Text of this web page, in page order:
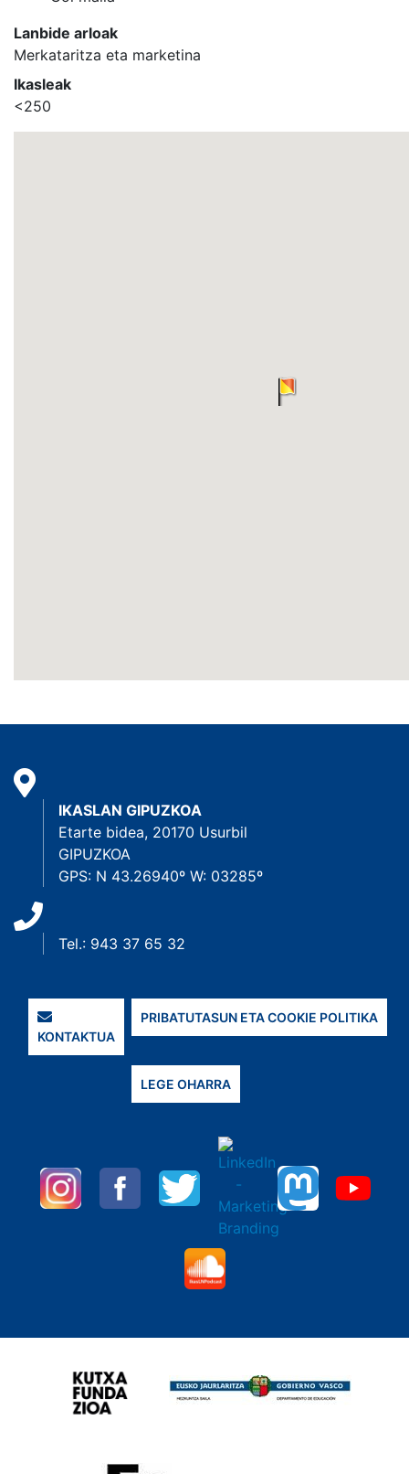
Lanbide arloak
Merkataritza eta marketina
Ikasleak
<250
IKASLAN GIPUZKOA
Etarte bidea, 20170 Usurbil
GIPUZKOA
GPS: N 43.26940º W: 03285º
Tel.: 943 37 65 32
KONTAKTUA
PRIBATUTASUN ETA COOKIE POLITIKA
LEGE OHARRA